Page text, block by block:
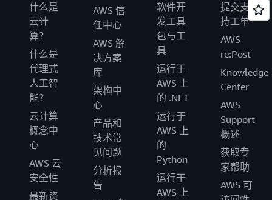
什么是
云计
算？
什么是
代理式
人工智
能？
云计算
概念中
心
AWS 云
安全性
最新资
AWS 信
任中心
AWS 解
决方案
库
架构中
心
产品和
技术常
见问题
分析报
告
软件开
发工具
包与工
具
运行于
AWS 上
的 .NET
运行于
AWS 上
的
Python
运行于
AWS 上
提交支
持工单
AWS
re:Post
Knowledge
Center
AWS
Support
概述
获取专
家帮助
AWS 可